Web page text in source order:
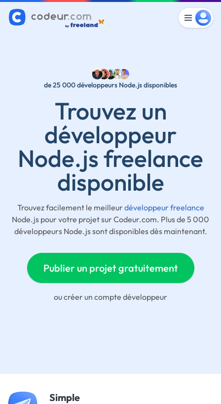
de 25 000 développeurs Node.js disponibles
Trouvez un
développeur
Node.js freelance
disponible
Trouvez facilement le meilleurdéveloppeur freelance
Node.js pour votre projet sur Codeur.com. Plus de 5 000
développeurs Node.js sont disponibles dès maintenant.
Publier un projet gratuitement
oucréer un compte développeur
Simple